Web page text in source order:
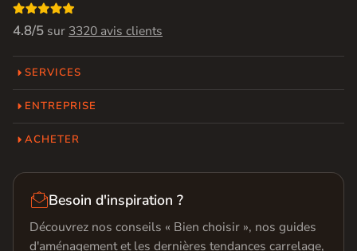

4.8/5 sur 3320 avis clients
SERVICES
ENTREPRISE
ACHETER
Besoin d'inspiration ?
Découvrez nos conseils « Bien choisir », nos guides
d'aménagement et les dernières tendances carrelage,